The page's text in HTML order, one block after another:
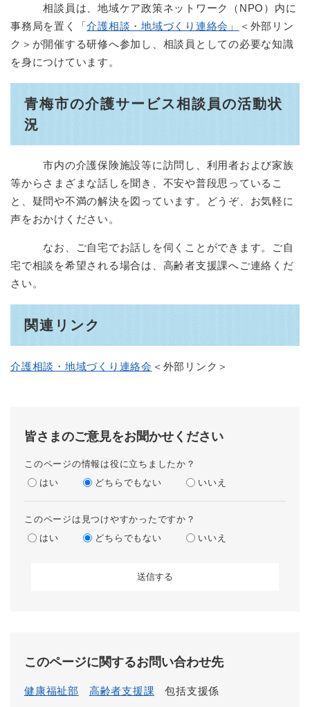
相談員は、地域ケア政策ネットワーク（NPO）内に
事務局を置く「介護相談・地域づくり連絡会」
＜外部リン
ク＞ が開催する研修へ参加し、相談員としての必要な知識
を身につけています。
青梅市の介護サービス相談員の活動状
況
市内の介護保険施設等に訪問し、利用者および家族
等からさまざまな話しを聞き、不安や普段思っているこ
と、疑問や不満の解決を図っています。どうぞ、お気軽に
声をおかけください。
なお、ご自宅でお話しを伺くことができます。ご自
宅で相談を希望される場合は、高齢者支援課へご連絡くだ
さい。
関連リンク
介護相談・地域づくり連絡会 ＜外部リンク＞
皆さまのご意見をお聞かせください
このページの情報は役に立ちましたか？
はい
どちらでもない いいえ
このページは見つけやすかったですか？
はい
どちらでもない いいえ
このページに関するお問い合わせ先
健康福祉部 高齢者支援課 包括支援係